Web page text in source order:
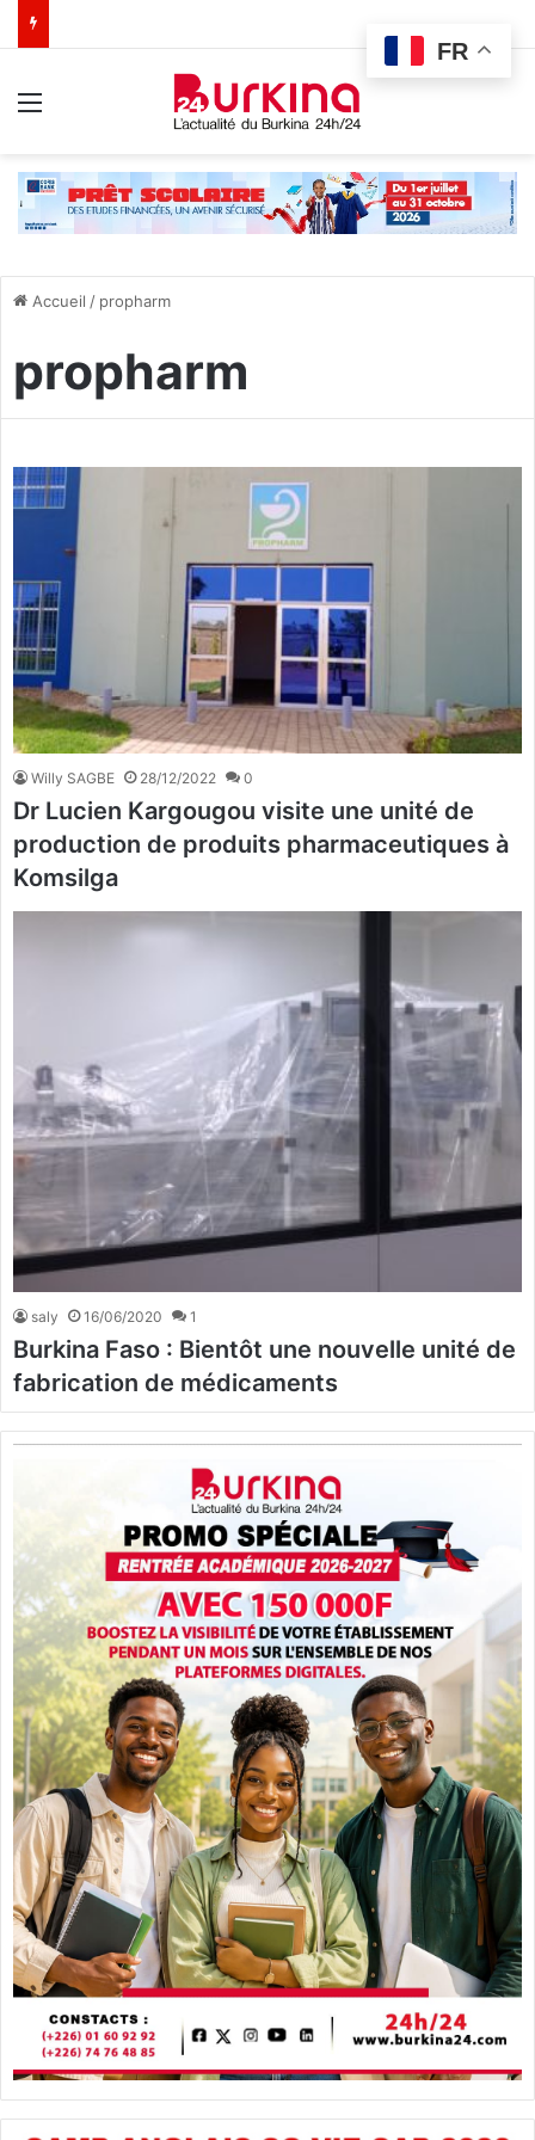
Accueil / propharm
propharm
Willy SAGBE 28/12/2022 0
Dr Lucien Kargougou visite une unité de
production de produits pharmaceutiques à
Komsilga
saly 16/06/2020 1
Burkina Faso : Bientôt une nouvelle unité de
fabrication de médicaments
FR